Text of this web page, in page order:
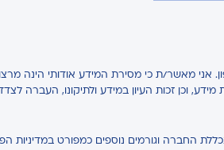
מאשר/ת כי מסירת המידע אודותי הינה
וכן זכות העיון במידע ולתיקונו, העברה
החברה וגורמים נוספים כמפורט במדיניות